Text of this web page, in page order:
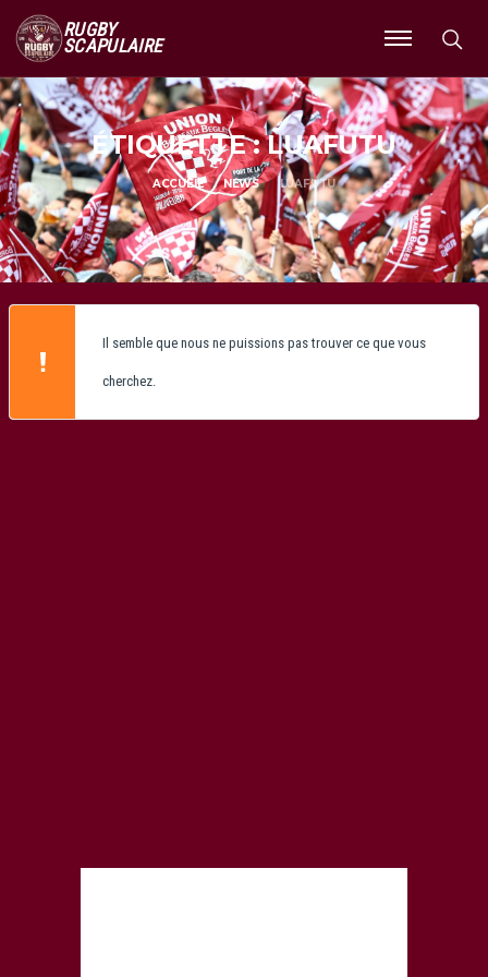
RUGBY
SCAPULAIRE
Ouvrir
le
menu
ÉTIQUETTE : LUAFUTU
ACCUEIL NEWS LUAFUTU
Il semble que nous ne puissions pas trouver ce que vous
cherchez.